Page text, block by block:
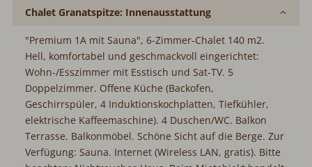
Chalet Granatspitze: Innenausstattung
"Premium 1A mit Sauna", 6-Zimmer-Chalet 140 m2.
Hell, komfortabel und geschmackvoll eingerichtet:
Wohn-/Esszimmer mit Esstisch und Sat-TV. 5
Doppelzimmer. Offene Küche (Backofen,
Geschirrspüler, 4 Induktionskochplatten, Tiefkühler,
elektrische Kaffeemaschine). 4 Duschen/WC. Balkon
Terrasse. Balkonmöbel. Schöne Sicht auf die Berge. Zur
Verfügung: Sauna. Internet (Wireless LAN, gratis). Bitte